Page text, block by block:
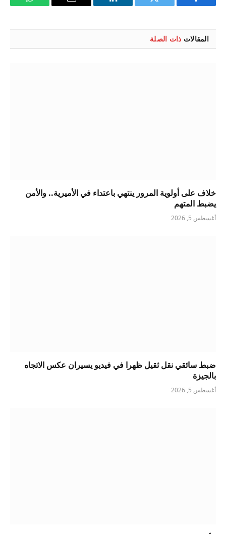
فيسبوك تويتر لينكدإن
البريد
واتساب
المقالات ذات الصلة
خلاف على أولوية المرور ينتهي باعتداء في الأميرية.. والأمن
يضبط المتهم
أغسطس 5, 2026
ضبط سائقي نقل ثقيل ظهرا في فيديو يسيران عكس الاتجاه
بالجيزة
أغسطس 5, 2026